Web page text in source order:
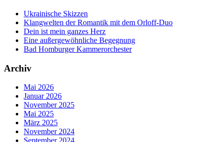
Ukrainische Skizzen
Klangwelten der Romantik mit dem Orloff-Duo
Dein ist mein ganzes Herz
Eine außergewöhnliche Begegnung
Bad Homburger Kammerorchester
Archiv
Mai 2026
Januar 2026
November 2025
Mai 2025
März 2025
November 2024